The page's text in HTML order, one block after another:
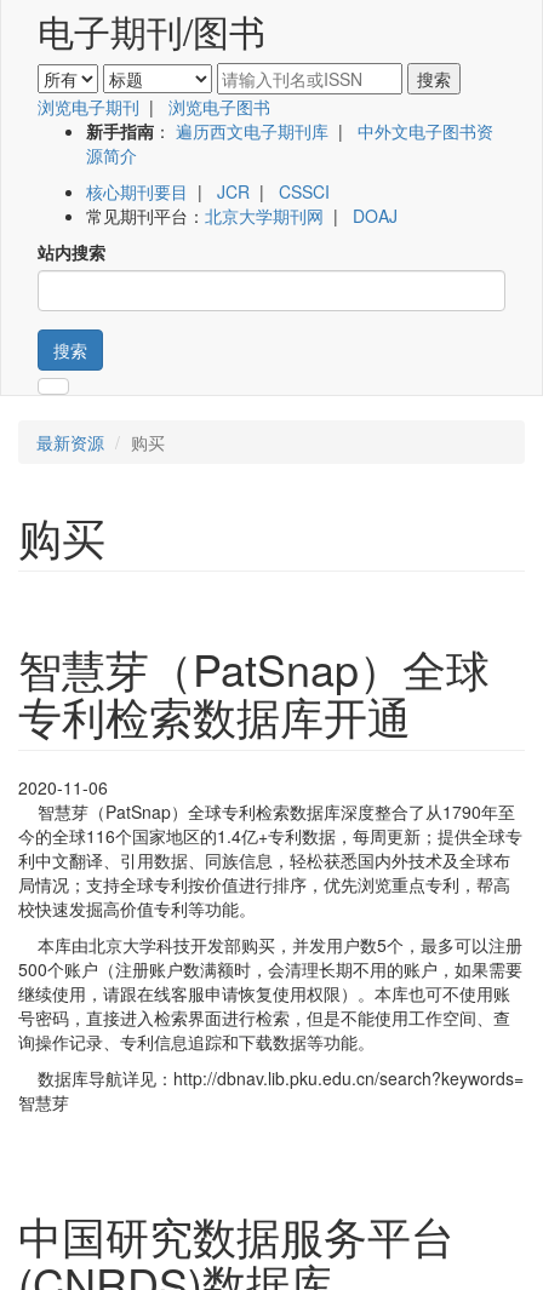
电子期刊/图书
浏览电子期刊 | 浏览电子图书
新手指南 ： 遍历西文电子期刊库 | 中外文电子图书资
源简介
核心期刊要目 | JCR | CSSCI
常见期刊平台： 北京大学期刊网 | DOAJ
站内搜索
搜索
最新资源 购买
购买
智慧芽（PatSnap）全球
专利检索数据库开通
2020-11-06
智慧芽（PatSnap）全球专利检索数据库深度整合了从1790年至
今的全球116个国家地区的1.4亿+专利数据，每周更新；提供全球专
利中文翻译、引用数据、同族信息，轻松获悉国内外技术及全球布
局情况；支持全球专利按价值进行排序，优先浏览重点专利，帮高
校快速发掘高价值专利等功能。
本库由北京大学科技开发部购买，并发用户数5个，最多可以注册
500个账户（注册账户数满额时，会清理长期不用的账户，如果需要
继续使用，请跟在线客服申请恢复使用权限）。本库也可不使用账
号密码，直接进入检索界面进行检索，但是不能使用工作空间、查
询操作记录、专利信息追踪和下载数据等功能。
数据库导航详见：http://dbnav.lib.pku.edu.cn/search?keywords=
智慧芽
中国研究数据服务平台